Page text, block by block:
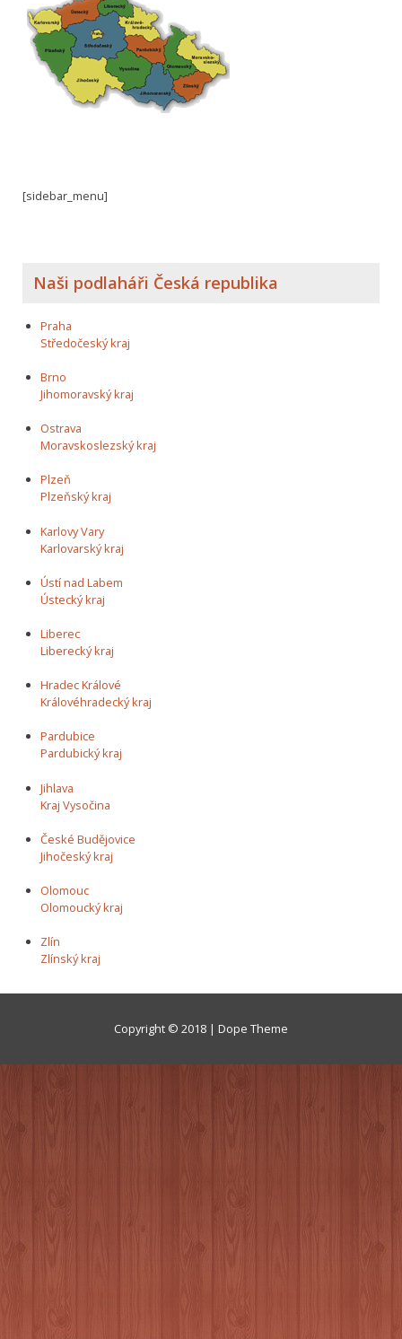
[sidebar_menu]
Naši podlaháři Česká republika
Praha
Středočeský kraj
Brno
Jihomoravský kraj
Ostrava
Moravskoslezský kraj
Plzeň
Plzeňský kraj
Karlovy Vary
Karlovarský kraj
Ústí nad Labem
Ústecký kraj
Liberec
Liberecký kraj
Hradec Králové
Královéhradecký kraj
Pardubice
Pardubický kraj
Jihlava
Kraj Vysočina
České Budějovice
Jihočeský kraj
Olomouc
Olomoucký kraj
Zlín
Zlínský kraj
Copyright © 2018 | Dope Theme